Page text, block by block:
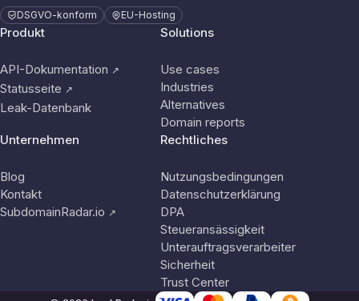
DSGVO-konform EU-Hosting
Produkt
API-Dokumentation ↗
Statusseite ↗
Leak-Datenbank
Solutions
Use cases
Industries
Alternatives
Domain reports
Unternehmen
Blog
Kontakt
SubdomainRadar.io ↗
Rechtliches
Nutzungsbedingungen
Datenschutzerklärung
DPA
Steueransässigkeit
Unterauftragsverarbeiter
Sicherheit
Trust Center